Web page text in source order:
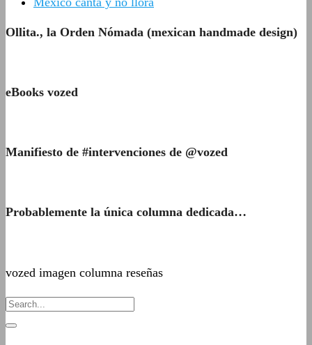
Ollita., la Orden Nómada (mexican handmade design)
eBooks vozed
Manifiesto de #intervenciones de @vozed
Probablemente la única columna dedicada…
vozed imagen columna reseñas